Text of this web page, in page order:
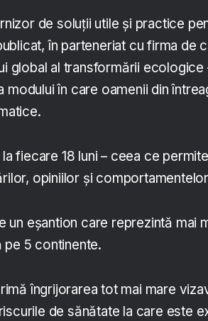
de soluții utile și practice
în parteneriat cu firma de
global al transformării
în care oamenii din
fiecare 18 luni – ceea ce
opiniilor și
un eșantion care reprezintă mai
pe 5 continente.
îngrijorarea tot mai mare
de sănătate la care este